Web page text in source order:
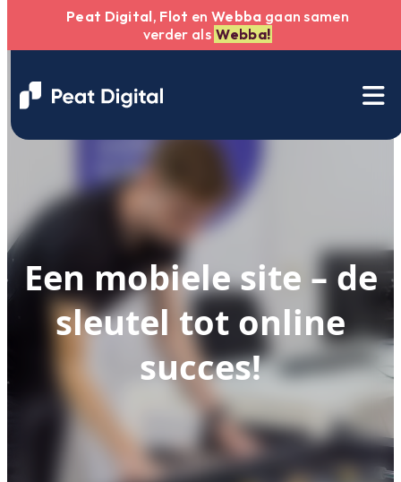
Peat Digital, Flot en Webba gaan samen
verder als Webba!
Een mobiele site – de
sleutel tot online
succes!